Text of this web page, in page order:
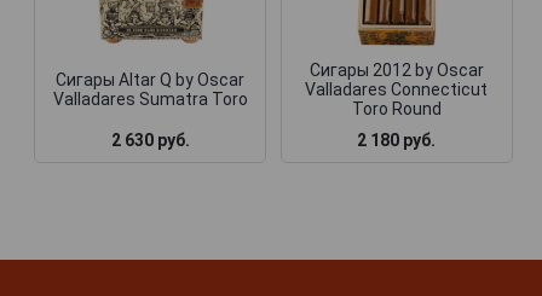
Сигары Altar Q by Oscar
Valladares Sumatra Toro
2 630 руб.
Сигары 2012 by Oscar
Valladares Connecticut
Toro Round
2 180 руб.